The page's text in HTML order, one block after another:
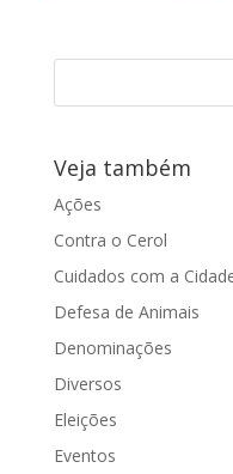
Veja também
Ações
Contra o Cerol
Cuidados com a
Defesa de Animais
Denominações
Diversos
Eleições
Eventos